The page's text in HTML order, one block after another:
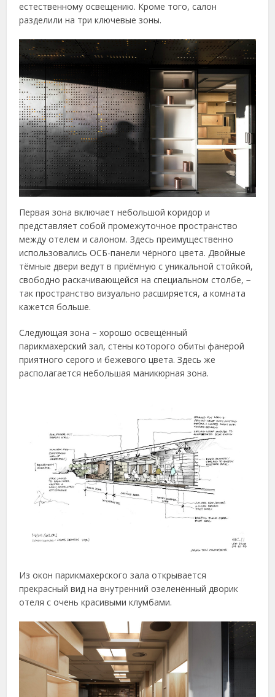
естественному освещению. Кроме того, салон
разделили на три ключевые зоны.
Первая зона включает небольшой коридор и
представляет собой промежуточное пространство
между отелем и салоном. Здесь преимущественно
использовались ОСБ-панели чёрного цвета. Двойные
тёмные двери ведут в приёмную с уникальной стойкой,
свободно раскачивающейся на специальном столбе, −
так пространство визуально расширяется, а комната
кажется больше.
Следующая зона – хорошо освещённый
парикмахерский зал, стены которого обиты фанерой
приятного серого и бежевого цвета. Здесь же
располагается небольшая маникюрная зона.
Из окон парикмахерского зала открывается
прекрасный вид на внутренний озеленённый дворик
отеля с очень красивыми клумбами.